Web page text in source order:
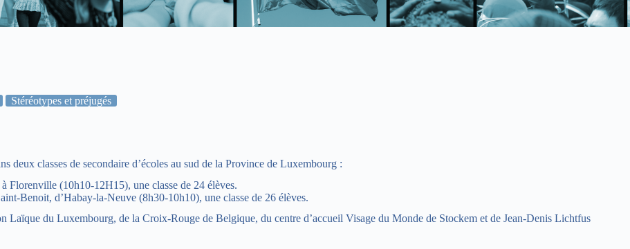
Stéréotypes et préjugés
deux classes de secondaire d’écoles au sud de la Province de Luxembourg :
Florenville (10h10-12H15), une classe de 24 élèves.
Benoit, d’Habay-la-Neuve (8h30-10h10), une classe de 26 élèves.
Laïque du Luxembourg, de la Croix-Rouge de Belgique, du centre d’accueil Visage du Monde de Stockem et de Jean-Denis Lichtfus